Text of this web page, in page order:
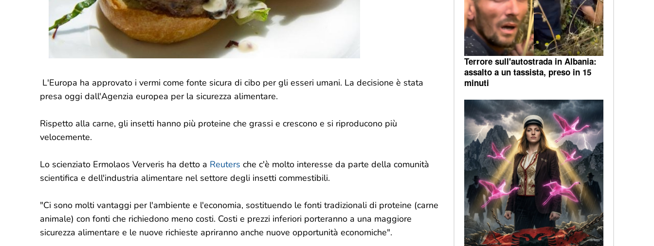
L'Europa ha approvato i vermi come fonte sicura di cibo per gli esseri umani. La decisione è stata
presa oggi dall'Agenzia europea per la sicurezza alimentare.
Rispetto alla carne, gli insetti hanno più proteine ​​che grassi e crescono e si riproducono più
velocemente.
Lo scienziato Ermolaos Ververis ha detto a Reuters che c'è molto interesse da parte della comunità
scientifica e dell'industria alimentare nel settore degli insetti commestibili.
"Ci sono molti vantaggi per l'ambiente e l'economia, sostituendo le fonti tradizionali di proteine ​​(carne
animale) con fonti che richiedono meno costi. Costi e prezzi inferiori porteranno a una maggiore
sicurezza alimentare e le nuove richieste apriranno anche nuove opportunità economiche".
Terrore sull'autostrada in Albania:
assalto a un tassista, preso in 15
minuti